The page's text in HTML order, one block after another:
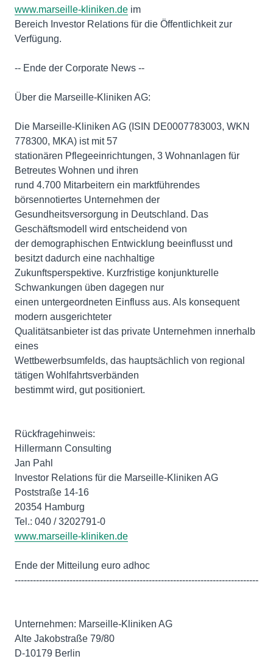
www.marseille-kliniken.de im
Bereich Investor Relations für die Öffentlichkeit zur
Verfügung.
-- Ende der Corporate News --
Über die Marseille-Kliniken AG:
Die Marseille-Kliniken AG (ISIN DE0007783003, WKN
778300, MKA) ist mit 57
stationären Pflegeeinrichtungen, 3 Wohnanlagen für
Betreutes Wohnen und ihren
rund 4.700 Mitarbeitern ein marktführendes
börsennotiertes Unternehmen der
Gesundheitsversorgung in Deutschland. Das
Geschäftsmodell wird entscheidend von
der demographischen Entwicklung beeinflusst und
besitzt dadurch eine nachhaltige
Zukunftsperspektive. Kurzfristige konjunkturelle
Schwankungen üben dagegen nur
einen untergeordneten Einfluss aus. Als konsequent
modern ausgerichteter
Qualitätsanbieter ist das private Unternehmen innerhalb
eines
Wettbewerbsumfelds, das hauptsächlich von regional
tätigen Wohlfahrtsverbänden
bestimmt wird, gut positioniert.
Rückfragehinweis:
Hillermann Consulting
Jan Pahl
Investor Relations für die Marseille-Kliniken AG
Poststraße 14-16
20354 Hamburg
www.marseille-kliniken.de
Ende der Mitteilung euro adhoc
--------------------------------------------------------------------------------
Unternehmen: Marseille-Kliniken AG
Alte Jakobstraße 79/80
D-10179 Berlin